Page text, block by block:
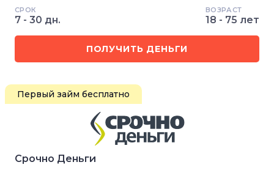
СРОК
7 - 30 дн.
ВОЗРАСТ
18 - 75 лет
ПОЛУЧИТЬ ДЕНЬГИ
Первый займ бесплатно
Срочно Деньги